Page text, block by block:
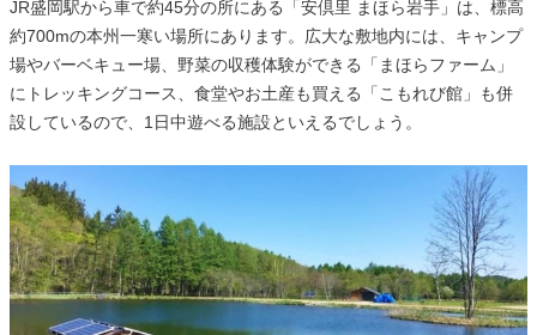
JR盛岡駅から車で約45分の所にある「安倶里 まほら岩手」は、標高
約700mの本州一寒い場所にあります。広大な敷地内には、キャンプ
場やバーベキュー場、野菜の収穫体験ができる「まほらファーム」
にトレッキングコース、食堂やお土産も買える「こもれび館」も併
設しているので、1日中遊べる施設といえるでしょう。